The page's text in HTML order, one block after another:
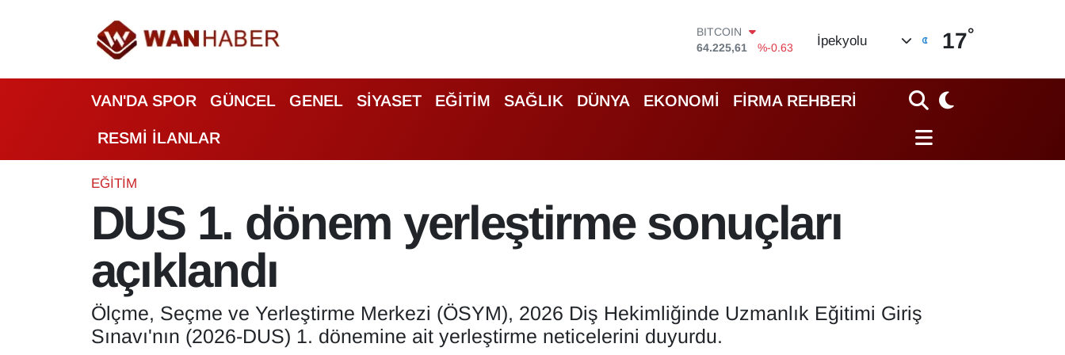
DOLAR
47,6704
%0
55,0406
%-0.08
STERLİN
64,2143
%0
BİST100
%-0.63
İpekyolu 17°
VAN'DA SPOR GÜNCEL GENEL SİYASET EĞİTİM SAĞLIK DÜNYA EKONOMİ FİRMA REHBERİ
RESMİ İLANLAR
EĞİTİM
DUS 1. dönem yerleştirme sonuçları
açıklandı
Ölçme, Seçme ve Yerleştirme Merkezi (ÖSYM), 2026 Diş Hekimliğinde Uzmanlık Eğitimi Giriş
Sınavı'nın (2026-DUS) 1. dönemine ait yerleştirme neticelerini duyurdu.
ASAYİŞ
BİLİM VE TEKNOLOJİ
Biyografi
Bölge Haberleri
Dernekler, Odalar
Van Nöbetçi Eczaneler
Van Hava Durumu
Van Namaz Vakitleri
Van Trafik Yoğunluk Haritası
Süper Lig Puan Durumu ve Fikstür
Tüm Manşetler
Son Dakika Haberleri
Haber Arşivi